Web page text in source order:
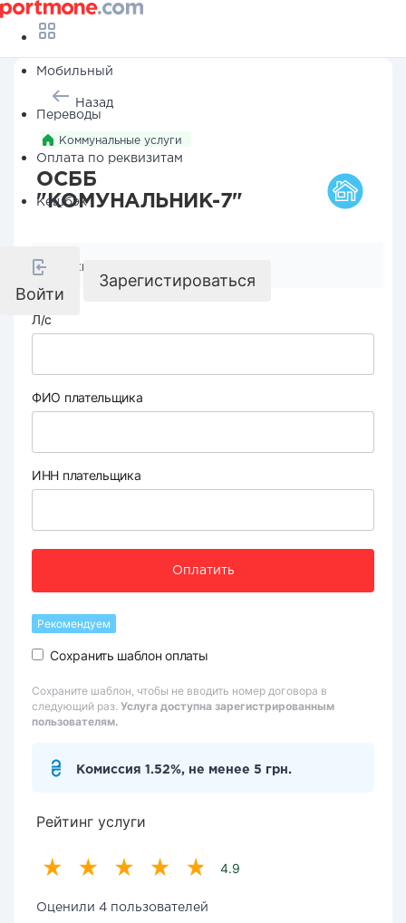
Мобильный
Переводы
Оплата по реквизитам
Кешбэк
Войти
Зарегистироваться
Назад
Коммунальные услуги
ОСББ
"КОМУНАЛЬНИК-7"
Реквизиты компании
Л/с
ФИО плательщика
ИНН плательщика
Оплатить
Рекомендуем
Сохранить шаблон оплаты
Сохраните шаблон, чтобы не вводить номер договора в
следующий раз. Услуга доступна зарегистрированным
пользователям.
Комиссия 1.52%, не менее 5 грн.
Рейтинг услуги
4.9
Оценили 4 пользователей